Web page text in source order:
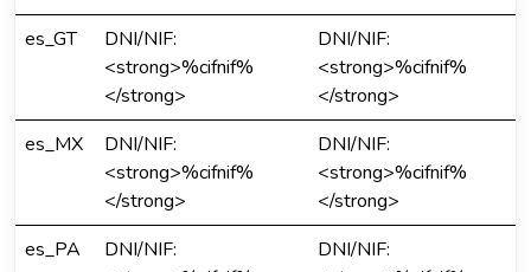
es_GT
DNI/NIF:
<strong>%cifnif%
</strong>
DNI/NIF:
<strong>%cifnif%
</strong>
es_MX
DNI/NIF:
<strong>%cifnif%
</strong>
DNI/NIF:
<strong>%cifnif%
</strong>
es_PA
DNI/NIF:
DNI/NIF: